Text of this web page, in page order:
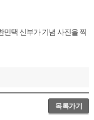
민택 신부가 기념 사진을 찍
목록가기